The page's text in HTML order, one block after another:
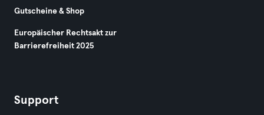
Gutscheine & Shop
Europäischer Rechtsakt zur
Barrierefreiheit 2025
Support